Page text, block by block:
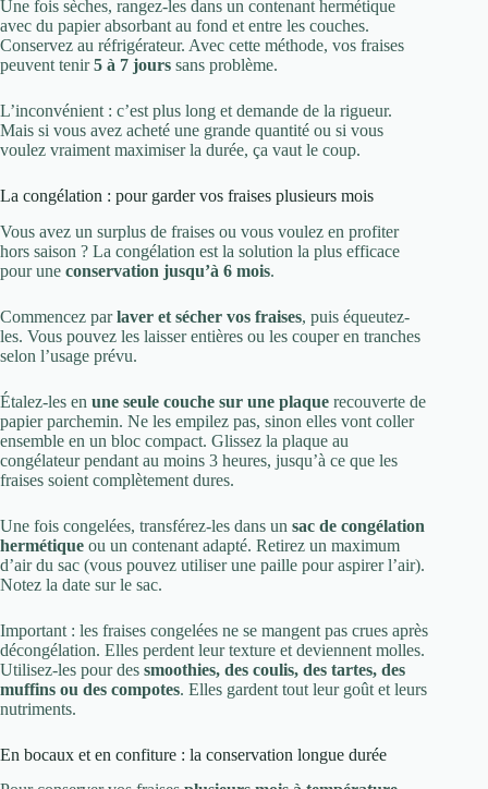
Une fois sèches, rangez-les dans un contenant hermétique
avec du papier absorbant au fond et entre les couches.
Conservez au réfrigérateur. Avec cette méthode, vos fraises
peuvent tenir5 à 7 jours sans problème.
L’inconvénient : c’est plus long et demande de la rigueur.
Mais si vous avez acheté une grande quantité ou si vous
voulez vraiment maximiser la durée, ça vaut le coup.
La congélation : pour garder vos fraises plusieurs mois
Vous avez un surplus de fraises ou vous voulez en profiter
hors saison ? La congélation est la solution la plus efficace
pour une conservation jusqu’à 6 mois.
Commencez parlaver et sécher vos fraises, puis équeutez-
les. Vous pouvez les laisser entières ou les couper en tranches
selon l’usage prévu.
Étalez-les en une seule couche sur une plaque recouverte de
papier parchemin. Ne les empilez pas, sinon elles vont coller
ensemble en un bloc compact. Glissez la plaque au
congélateur pendant au moins 3 heures, jusqu’à ce que les
fraises soient complètement dures.
Une fois congelées, transférez-les dans un sac de congélation
hermétique ou un contenant adapté. Retirez un maximum
d’air du sac (vous pouvez utiliser une paille pour aspirer l’air).
Notez la date sur le sac.
Important : les fraises congelées ne se mangent pas crues après
décongélation. Elles perdent leur texture et deviennent molles.
Utilisez-les pour des smoothies, des coulis, des tartes, des
muffins ou des compotes. Elles gardent tout leur goût et leurs
nutriments.
En bocaux et en confiture : la conservation longue durée